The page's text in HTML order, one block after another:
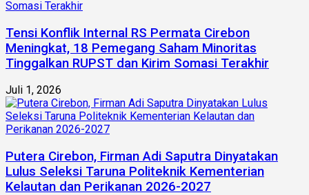
Tensi Konflik Internal RS Permata Cirebon
Meningkat, 18 Pemegang Saham Minoritas
Tinggalkan RUPST dan Kirim Somasi Terakhir
Juli 1, 2026
Putera Cirebon, Firman Adi Saputra Dinyatakan
Lulus Seleksi Taruna Politeknik Kementerian
Kelautan dan Perikanan 2026-2027